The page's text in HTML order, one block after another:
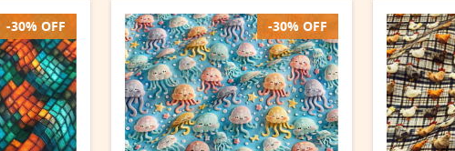
-30% OFF -30% OFF